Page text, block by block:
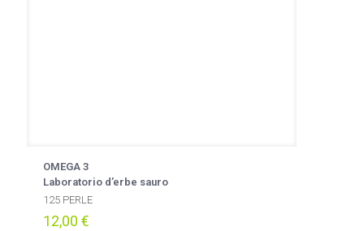
OMEGA 3
Laboratorio d’erbe sauro
125 PERLE
12,00 €